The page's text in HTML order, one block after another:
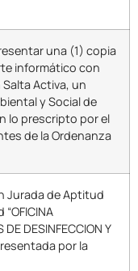
una (1) copia
informático con
Activa, un
y Social de
lo prescripto por el
de la Ordenanza
Jurada de Aptitud
DE DESINFECCION Y
por la